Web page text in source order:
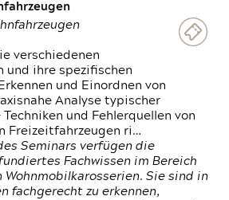
verschiedenen
und ihre spezifischen
und Einordnen von
Analyse typischer
und Fehlerquellen von
Freizeitfahrzeugen ri…
Seminars verfügen die
Fachwissen im Bereich
Wohnmobilkarosserien. Sie sind in
fachgerecht zu erkennen,